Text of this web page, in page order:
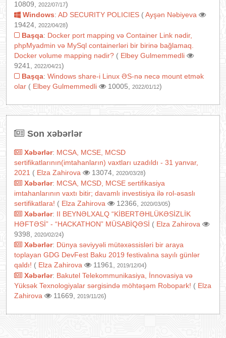
10809,
2022/07/17)
Windows: AD SECURITY POLICIES (Ayşən Nəbiyeva
19424,
2022/04/28)
Başqa: Docker port mapping və Container Link nədir,
phpMyadmin və MySql containerləri bir birinə bağlamaq.
Docker volume mapping nədir? ( Elbey Gulmemmedli
9241,
2022/04/21)
Başqa: Windows share-i Linux ƏS-nə necə mount etmək
olar ( Elbey Gulmemmedli 10005, 2022/01/12)
Son xəbərlər
Xəbərlər: MCSA, MCSE, MCSD
sertifikatlarının(imtahanların) vaxtları uzadıldı - 31 yanvar,
2021 ( Elza Zahirova 13074, 2020/03/28)
Xəbərlər: MCSA, MCSD, MCSE sertifikasiya
imtahanlarının vaxtı bitir; davamlı investisiya ilə rol-əsaslı
sertifikatlara! ( Elza Zahirova 12366, 2020/03/05)
Xəbərlər: II BEYNƏLXALQ “KİBERTƏHLÜKƏSİZLİK
HƏFTƏSİ” - “HACKATHON” MÜSABİQƏSİ ( Elza Zahirova
9398,
2020/02/24)
Xəbərlər: Dünya səviyyəli mütəxəssisləri bir araya
toplayan GDG DevFest Baku 2019 festivalına sayılı günlər
qaldı! ( Elza Zahirova 11961, 2019/12/04)
Xəbərlər: Bakutel Telekommunikasiya, İnnovasiya və
Yüksək Texnologiyalar sərgisində möhtəşəm Robopark! ( Elza
Zahirova
11669, 2019/11/26)